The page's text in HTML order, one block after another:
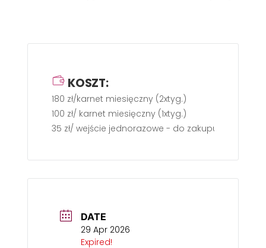
KOSZT:
180 zł/karnet miesięczny (2xtyg.)
100 zł/ karnet miesięczny (1xtyg.)
35 zł/ wejście jednorazowe - do zakupu
DATE
29 Apr 2026
Expired!